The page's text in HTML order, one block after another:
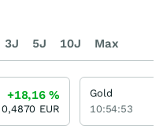
3J 5J 10J Max
+18,16%
0,4870 EUR
Gold
10:54:53